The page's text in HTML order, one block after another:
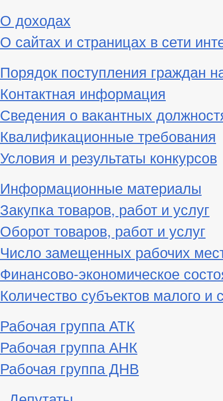
О доходах
О сайтах и страницах в сети
Порядок поступления граждан
Контактная информация
Сведения о вакантных
Квалификационные требования
Условия и результаты конкурсов
Информационные материалы
Закупка товаров, работ и услуг
Оборот товаров, работ и услуг
Число замещенных рабочих
Финансово-экономическое
Количество субъектов малого и
Рабочая группа АТК
Рабочая группа АНК
Рабочая группа ДНВ